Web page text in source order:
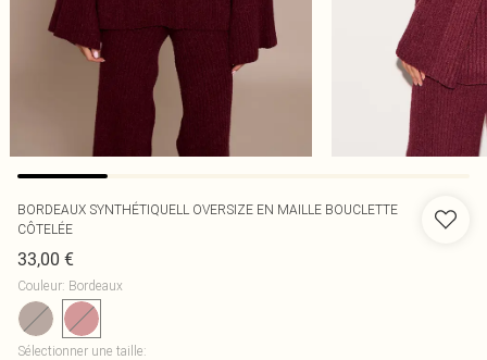
BORDEAUX SYNTHÉTIQUELL OVERSIZE EN MAILLE BOUCLETTE
CÔTELÉE
33,00 €
Couleur: Bordeaux
Sélectionner une taille: